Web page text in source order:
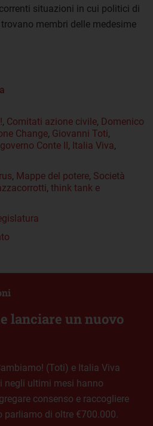
situazioni in cui politici di
membri delle medesime
, Comitati azione civile, Domenico
Change, Giovanni Toti,
governo Conte II, Italia Viva,
, Mappe del potere, Società
, think tank e
lanciare un nuovo
(Toti) e Italia Viva
negli ultimi mesi hanno
consenso e raccogliere
parliamo di oltre €700.000.